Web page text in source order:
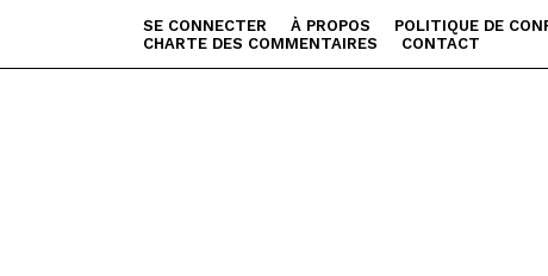
SE CONNECTER À PROPOS
POLITIQUE DE
CHARTE DES COMMENTAIRES
CONTACT